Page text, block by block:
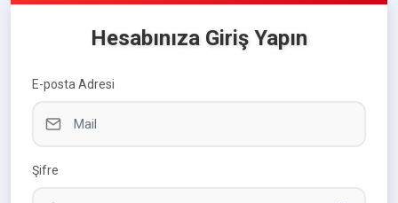
Hesabınıza Giriş Yapın
E-posta Adresi
Şifre